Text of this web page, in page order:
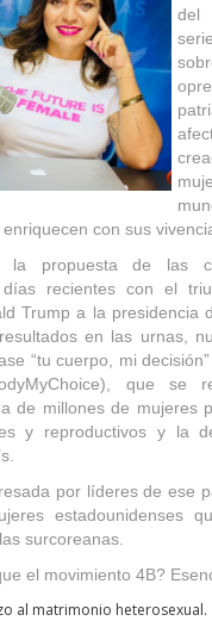
del
con sus
la propuesta de las
recientes con el
Trump a la presidencia
en las urnas,
“tu cuerpo, mi
que se
de millones de mujeres
y reproductivos y la
por líderes de ese
estadounidenses
surcoreanas.
el movimiento 4B?
al matrimonio heterosexual.